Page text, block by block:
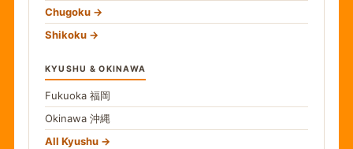
Chugoku
Shikoku
KYUSHU & OKINAWA
Fukuoka 福岡
Okinawa 沖縄
All Kyushu